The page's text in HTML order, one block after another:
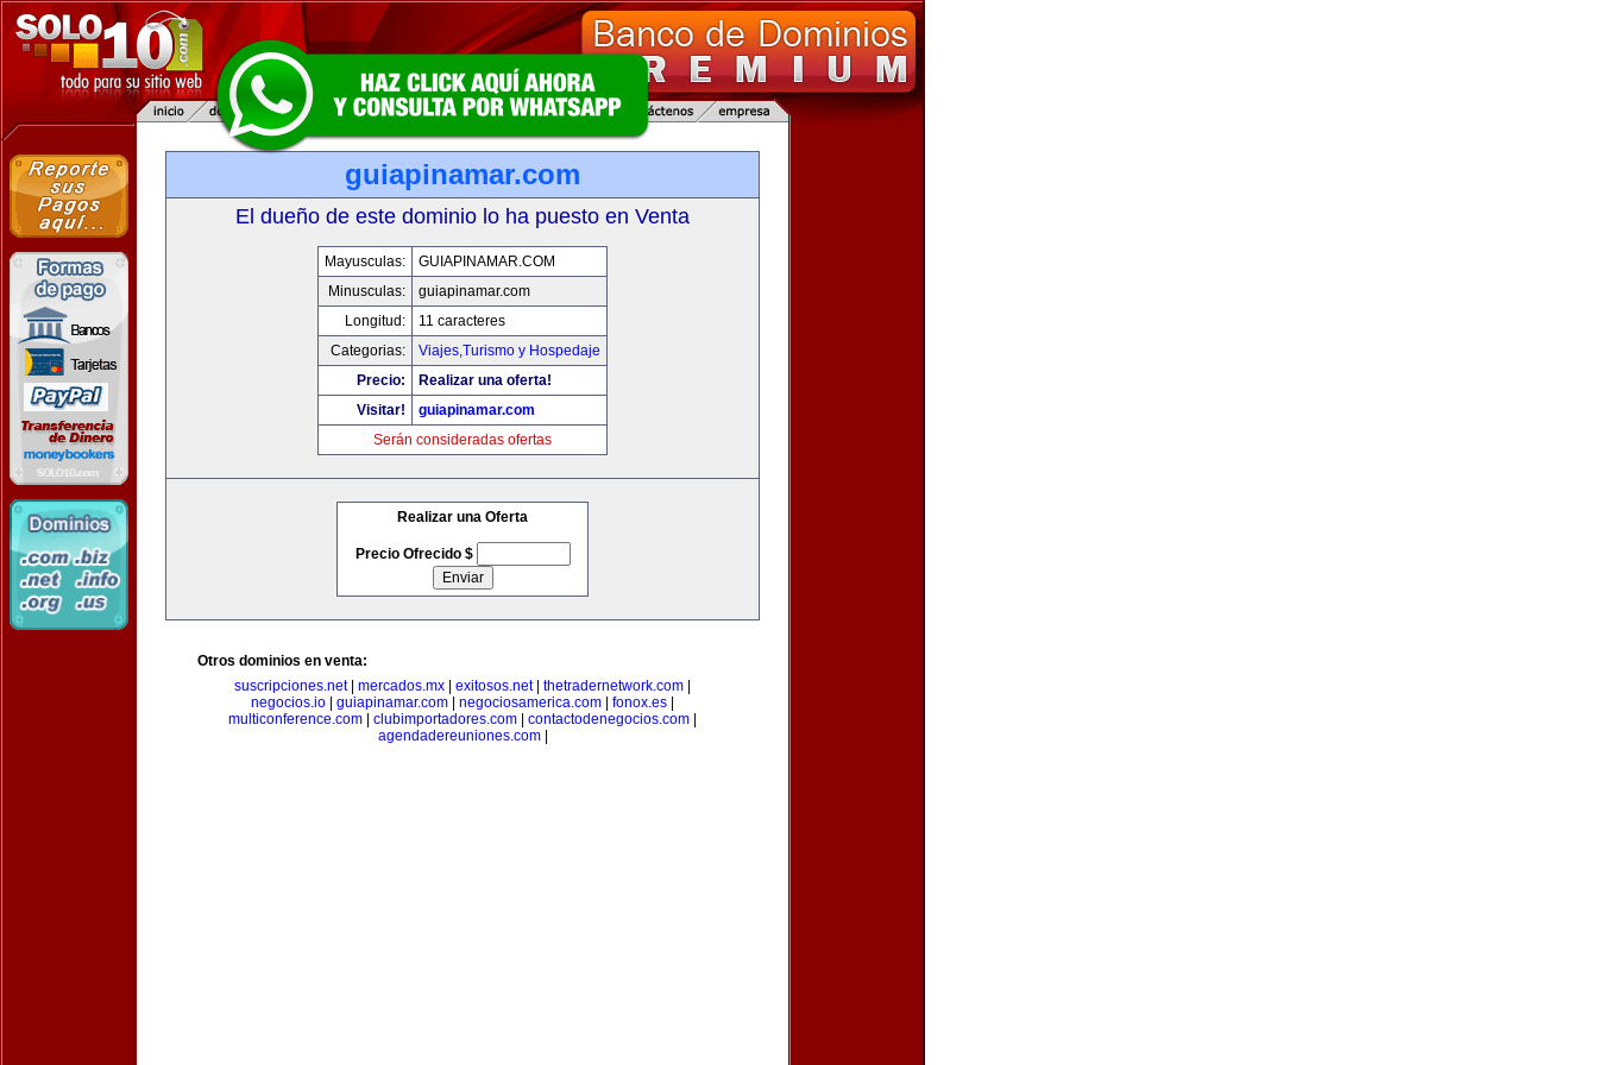
guiapinamar.com
El dueño de este dominio lo ha puesto en Venta
Mayusculas:
GUIAPINAMAR.COM
Minusculas:
guiapinamar.com
Longitud:
11 caracteres
Categorias:
Viajes,Turismo y Hospedaje
Precio:
Realizar una oferta!
Visitar!
guiapinamar.com
Serán consideradas ofertas
Realizar una Oferta
Precio Ofrecido $
Otros dominios en venta:
suscripciones.net| mercados.mx exitosos.net| thetradernetwork.com
negocios.io
guiapinamar.com negociosamerica.com fonox.es
multiconference.com
clubimportadores.com contactodenegocios.com
agendadereuniones.com|